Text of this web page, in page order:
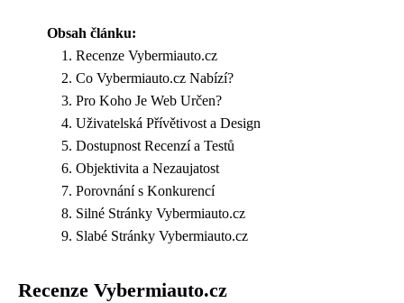
Obsah článku:
Recenze Vybermiauto.cz
Co Vybermiauto.cz Nabízí?
Pro Koho Je Web Určen?
Uživatelská Přívětivost a Design
Dostupnost Recenzí a Testů
Objektivita a Nezaujatost
Porovnání s Konkurencí
Silné Stránky Vybermiauto.cz
Slabé Stránky Vybermiauto.cz
Recenze Vybermiauto.cz